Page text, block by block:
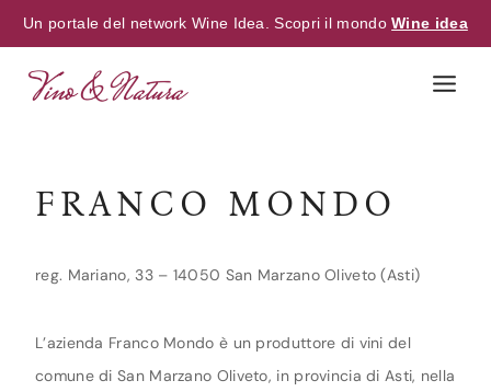
Un portale del network Wine Idea. Scopri il mondoWine idea
FRANCO MONDO
reg. Mariano, 33 – 14050 San Marzano Oliveto (Asti)
L’azienda Franco Mondo è un produttore di vini del
comune di San Marzano Oliveto, in provincia di Asti, nella